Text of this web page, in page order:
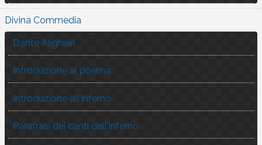
Divina Commedia
Dante Alighieri
Introduzione al poema
Introduzione all’Inferno
Parafrasi dei canti dell’Inferno